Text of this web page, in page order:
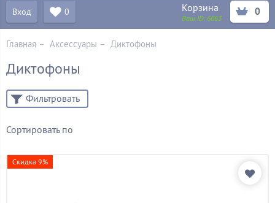
Вход 0 Корзина
Ваш ID:6063
0
Главная – Аксессуары – Диктофоны
Диктофоны
Сортировать по
Скидка 9%
Бренд
Фильтровать